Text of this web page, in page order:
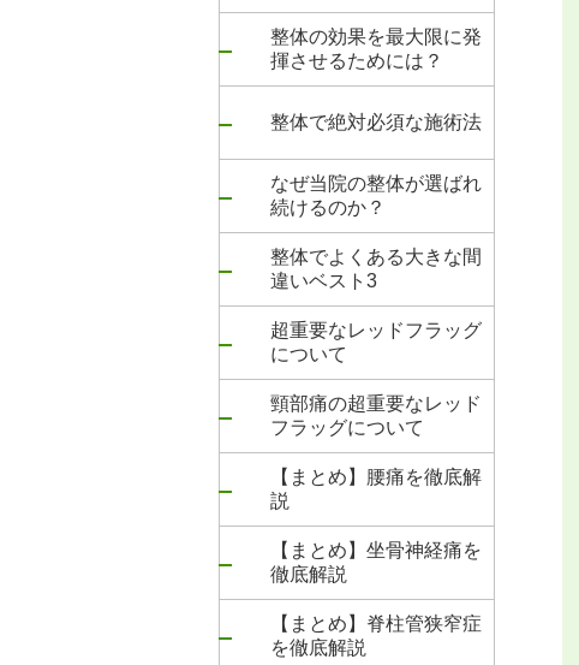
整体の効果を最大限に発
揮させるためには？
整体で絶対必須な施術法
なぜ当院の整体が選ばれ
続けるのか？
整体でよくある大きな間
違いベスト3
超重要なレッドフラッグ
について
頸部痛の超重要なレッド
フラッグについて
【まとめ】腰痛を徹底解
説
【まとめ】坐骨神経痛を
徹底解説
【まとめ】脊柱管狭窄症
を徹底解説